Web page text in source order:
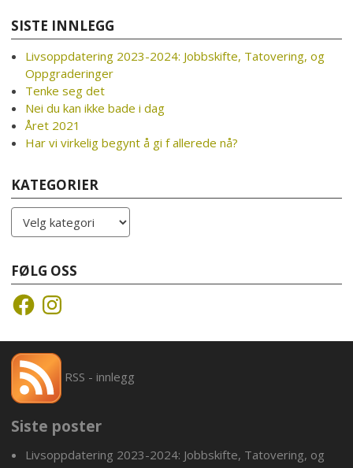
SISTE INNLEGG
Livsoppdatering 2023-2024: Jobbskifte, Tatovering, og
Oppgraderinger
Tenke seg det
Nei du kan ikke bade i dag
Året 2021
Har vi virkelig begynt å gi f allerede nå?
KATEGORIER
Kategorier
FØLG OSS
FacebookInstagram
RSS - innlegg
Siste poster
Livsoppdatering 2023-2024: Jobbskifte, Tatovering, og